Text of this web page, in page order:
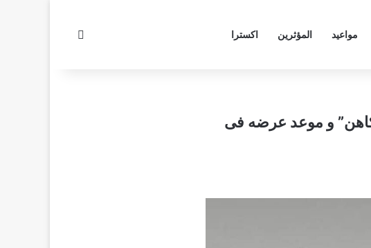
مواعيد المؤثرين اكسترا
و موعد عرضه فى